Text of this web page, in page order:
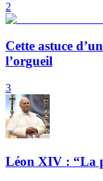
2
Cette astuce
l’orgueil
3
Léon XIV : “La